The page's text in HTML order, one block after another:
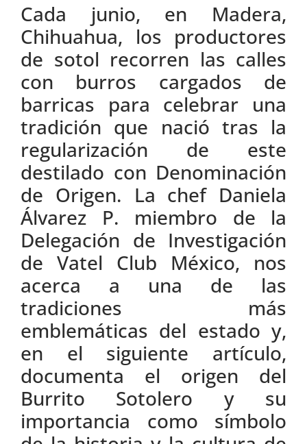
Cada junio, en Madera,
Chihuahua, los productores
de sotol recorren las calles
con burros cargados de
barricas para celebrar una
tradición que nació tras la
regularización de este
destilado con Denominación
de Origen. La chef Daniela
Álvarez P. miembro de la
Delegación de Investigación
de Vatel Club México, nos
acerca a una de las
tradiciones más
emblemáticas del estado y,
en el siguiente artículo,
documenta el origen del
Burrito Sotolero y su
importancia como símbolo